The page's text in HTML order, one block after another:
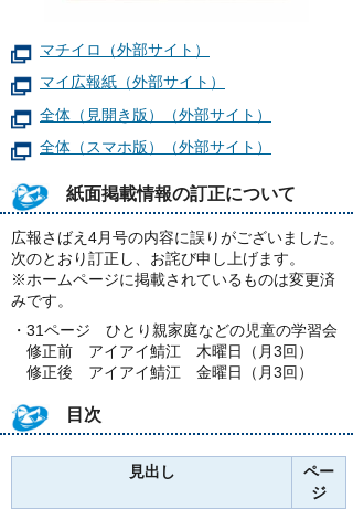
マチイロ（外部サイト）
マイ広報紙（外部サイト）
全体（見開き版）（外部サイト）
全体（スマホ版）（外部サイト）
紙面掲載情報の訂正について
広報さばえ4月号の内容に誤りがございました。
次のとおり訂正し、お詫び申し上げます。
※ホームページに掲載されているものは変更済
みです。
・31ページ ひとり親家庭などの児童の学習会
修正前 アイアイ鯖江 木曜日（月3回）
修正後 アイアイ鯖江 金曜日（月3回）
目次
見出し
ペー
ジ